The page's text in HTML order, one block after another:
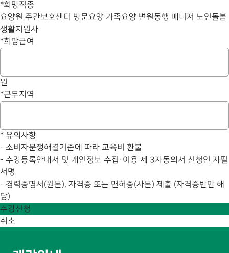
*희망직종
요양원 주간보호센터 방문요양 가족요양 변원동행 매니저 노인돌봄
생활지원사
*희망급여
원
*근무지역
* 유의사항
- 소비자분쟁해결기준에 따라 교육비 환불
- 수강등록안내서 및 개인정보 수집·이용 제 3자동의서 신청인 자필
서명
- 경력증명서(원본), 자격증 또는 면허증(사본) 제출 (자격증반만 해
당)
수강신청
취소